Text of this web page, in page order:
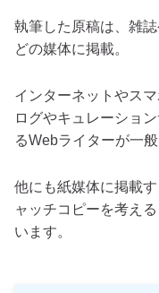
執筆した原稿は、雑
どの媒体に掲載。
インターネットやス
ログやキュレーショ
るWebライターが一般
他にも紙媒体に掲載
ャッチコピーを考え
います。